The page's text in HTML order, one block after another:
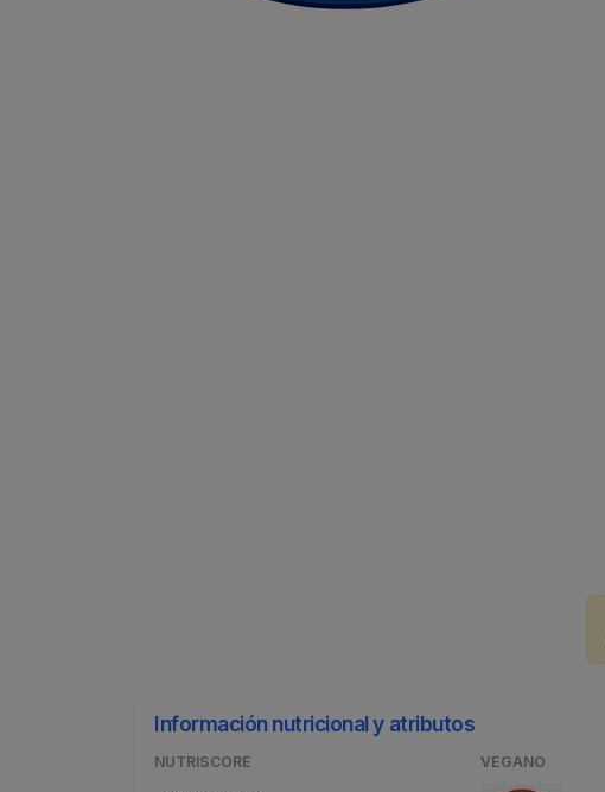
Información nutricional y atributos
NUTRISCORE VEGANO